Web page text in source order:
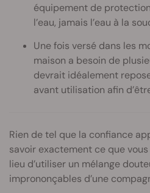
équipement de
l’eau, jamais l’eau à la
Une fois versé dans les
maison a besoin de
devrait idéalement
avant utilisation afin
Rien de tel que la confiance
savoir exactement ce que
lieu d’utiliser un mélange
imprononçables d’une